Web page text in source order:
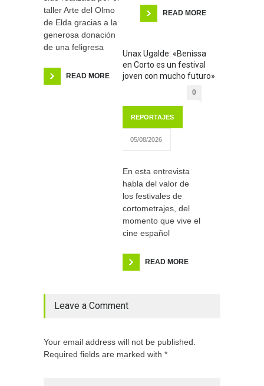
taller Arte del Olmo
de Elda gracias a la
generosa donación
de una feligresa
READ MORE
READ MORE
Unax Ugalde: «Benissa
en Corto es un festival
joven con mucho futuro»
0
REPORTAJES
05/08/2026
En esta entrevista
habla del valor de
los festivales de
cortometrajes, del
momento que vive el
cine español
READ MORE
Leave a Comment
Your email address will not be published.
Required fields are marked with *